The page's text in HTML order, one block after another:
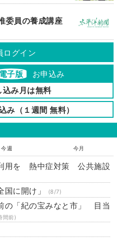
委員の養成講座
ログイン
電子版
お申込み
込み月は無料
み（１週間 無料）
今週 今月
用を 熱中症対策 公共施設
国に開け」 (8/7)
の「紀の宝みなと市」 目当
間前)